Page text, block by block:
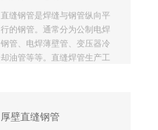
直缝钢管是焊缝与钢管纵向平
行的钢管。通常分为公制电焊
钢管、电焊薄壁管、变压器冷
却油管等等。直缝焊管生产工
窄的坯料生产管径较大的焊
厚壁直缝钢管